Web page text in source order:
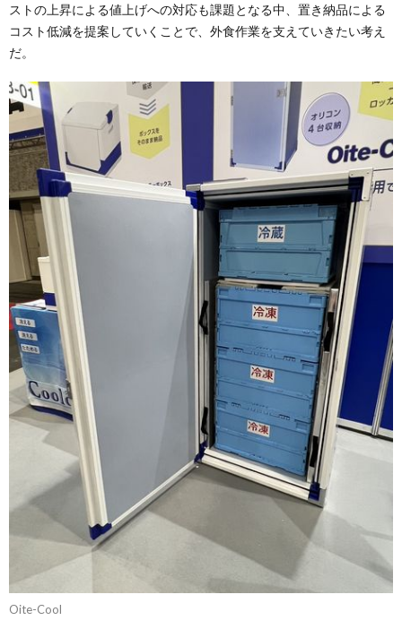
ストの上昇による値上げへの対応も課題となる中、置き納品による
コスト低減を提案していくことで、外食作業を支えていきたい考え
だ。
Oite-Cool